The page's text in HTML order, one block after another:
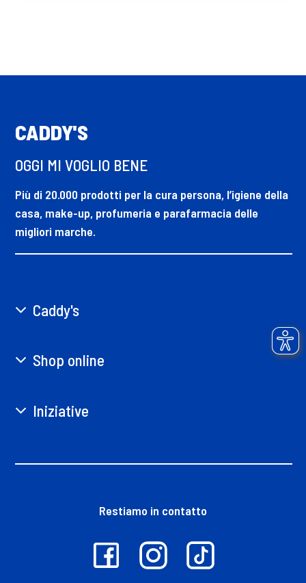
CADDY'S
OGGI MI VOGLIO BENE
Più di 20.000 prodotti per la cura persona, l’igiene della
casa, make-up, profumeria e parafarmacia delle
migliori marche.
Caddy's
Shop online
Iniziative
Restiamo in contatto